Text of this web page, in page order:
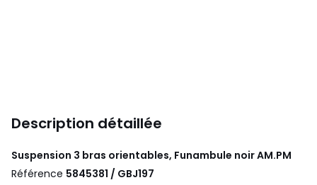
Description détaillée
Suspension 3 bras orientables, Funambule noirAM.PM
Référence 5845381 / GBJ197